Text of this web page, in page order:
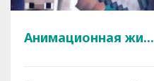
Анимационная жи...